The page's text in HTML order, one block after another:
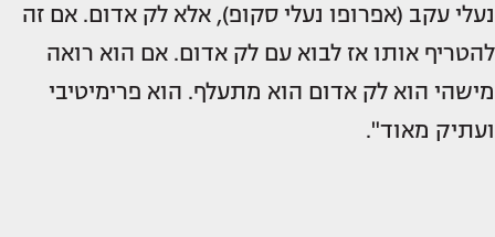
נעלי עקב (אפרופו נעלי סקופ), אלא לק אדום. אם זה
להטריף אותו אז לבוא עם לק אדום. אם הוא רואה
מישהי הוא לק אדום הוא מתעלף. הוא פרימיטיבי
ועתיק מאוד".